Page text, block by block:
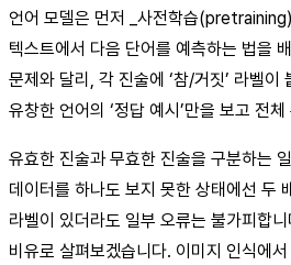
언어 모델은 먼저 _사전학습
텍스트에서 다음 단어를 예측하는 법을
문제와 달리, 각 진술에 ‘참/거짓’ 라벨이
유창한 언어의 ‘정답 예시’만을 보고 전
유효한 진술과 무효한 진술을 구분하는
데이터를 하나도 보지 못한 상태에선 두
라벨이 있더라도 일부 오류는 불가피합
비유로 살펴보겠습니다. 이미지 인식에서